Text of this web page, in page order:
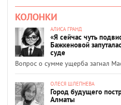
КОЛОНКИ
АЛИСА ГРАНД
«Я сейчас чуть
Бажкеновой
суде
Вопрос о сумме ущерба загнал
ОЛЕСЯ ШЛЕПНЕВА
Город будущего
Алматы